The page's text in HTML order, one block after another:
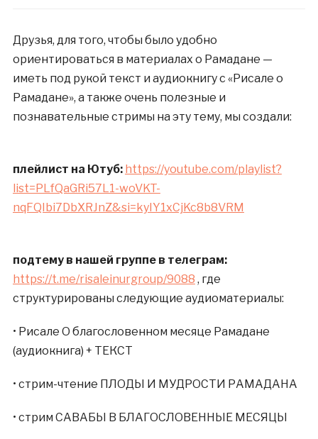
Друзья, для того, чтобы было удобно
ориентироваться в материалах о Рамадане —
иметь под рукой текст и аудиокнигу с «Рисале о
Рамадане», а также очень полезные и
познавательные стримы на эту тему, мы создали:
плейлист на Ютуб: https://youtube.com/playlist?
list=PLfQaGRi57L1-woVKT-
nqFQIbi7DbXRJnZ&si=kyIY1xCjKc8b8VRM
подтему в нашей группе в телеграм:
https://t.me/risaleinurgroup/9088 , где
структурированы следующие аудиоматериалы:
• Рисале О благословенном месяце Рамадане
(аудиокнига) + ТЕКСТ
• стрим-чтение ПЛОДЫ И МУДРОСТИ РАМАДАНА
• стрим САВАБЫ В БЛАГОСЛОВЕННЫЕ МЕСЯЦЫ